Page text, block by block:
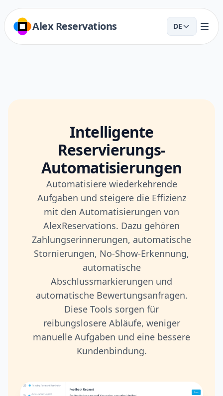
Alex Reservations DE
Intelligente
Reservierungs-
Automatisierungen
Automatisiere wiederkehrende
Aufgaben und steigere die Effizienz
mit den Automatisierungen von
AlexReservations. Dazu gehören
Zahlungserinnerungen, automatische
Stornierungen, No-Show-Erkennung,
automatische
Abschlussmarkierungen und
automatische Bewertungsanfragen.
Diese Tools sorgen für
reibungslosere Abläufe, weniger
manuelle Aufgaben und eine bessere
Kundenbindung.